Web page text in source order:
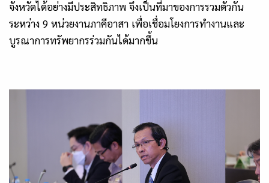
จังหวัดได้อย่างมีประสิทธิภาพ จึงเป็นที่มาของการรวมตัวกัน
ระหว่าง 9 หน่วยงานภาคีอาสา เพื่อเชื่อมโยงการทำงานและ
บูรณาการทรัพยากรร่วมกันได้มากขึ้น